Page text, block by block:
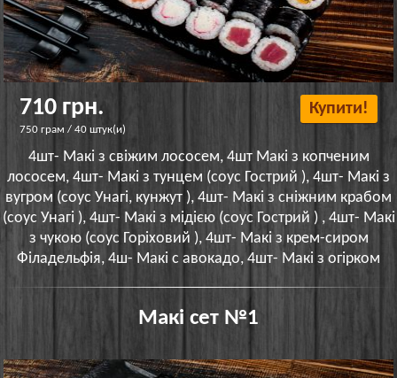
710 грн.
750 грам / 40 штук(и)
Купити!
4шт- Макі з свіжим лососем, 4шт Макі з копченим
лососем, 4шт- Макі з тунцем (соус Гострий ), 4шт- Макі з
вугром (соус Унагі, кунжут ), 4шт- Макі з сніжним крабом
(соус Унагі ), 4шт- Макі з мідією (соус Гострий ) , 4шт- Макі
з чукою (соус Горіховий ), 4шт- Макі з крем-сиром
Філадельфія, 4ш- Макі с авокадо, 4шт- Макі з огірком
Макі сет №1